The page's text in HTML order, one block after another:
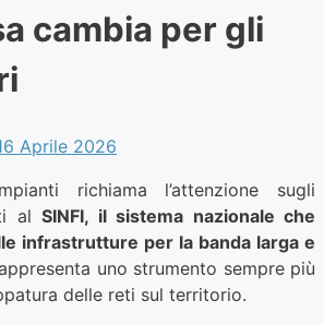
cambia per gli
Aprile 2026
richiama l’attenzione sugli
alSINFI, il sistema nazionale che
infrastrutture per la banda larga e
uno strumento sempre più
delle reti sul territorio.